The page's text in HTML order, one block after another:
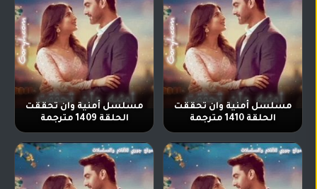
مسلسل أمنية وان تحققت
الحلقة 1410 مترجمة
مسلسل أمنية وان تحققت
الحلقة 1409 مترجمة